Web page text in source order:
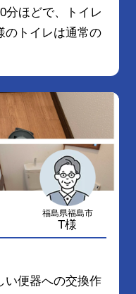
分ほどで、トイレ
のトイレは通常の
福島県福島市
T様
い便器への交換作